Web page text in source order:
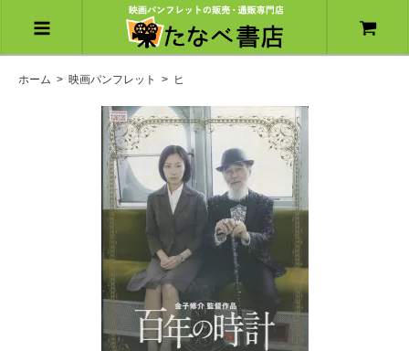
ホーム > 映画パンフレット > ヒ